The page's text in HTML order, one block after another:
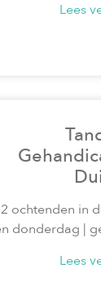
Lees
2 ochtenden in
donderdag |
Lees